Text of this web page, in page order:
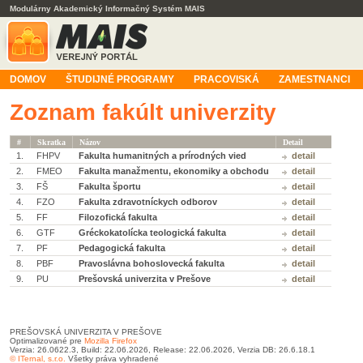
Modulárny Akademický Informačný Systém MAIS
DOMOV ŠTUDIJNÉ PROGRAMY PRACOVISKÁ ZAMESTNANCI
Zoznam fakúlt univerzity
# Skratka Názov Detail
1. FHPV Fakulta humanitných a prírodných vied
detail
2.
FMEO Fakulta manažmentu, ekonomiky a obchodu
detail
3.
FŠ Fakulta športu
detail
4.
FZO Fakulta zdravotníckych odborov
detail
5.
FF Filozofická fakulta
detail
6.
GTF Gréckokatolícka teologická fakulta
detail
7.
PF Pedagogická fakulta
detail
8.
PBF Pravoslávna bohoslovecká fakulta
detail
9.
PU Prešovská univerzita v Prešove detail
PREŠOVSKÁ UNIVERZITA V PREŠOVE
Optimalizované pre Mozilla Firefox
Verzia: 26.0622.3, Build: 22.06.2026, Release: 22.06.2026, Verzia DB: 26.6.18.1
© ITernal, s.r.o. Všetky práva vyhradené